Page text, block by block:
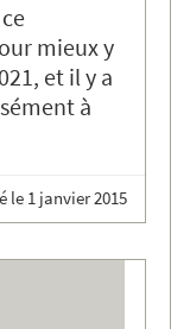
mieux y
et il y a
à
le 1 janvier 2015